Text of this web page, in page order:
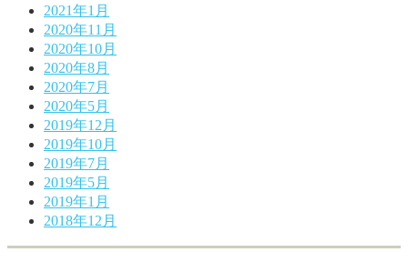
2021年1月
2020年11月
2020年10月
2020年8月
2020年7月
2020年5月
2019年12月
2019年10月
2019年7月
2019年5月
2019年1月
2018年12月